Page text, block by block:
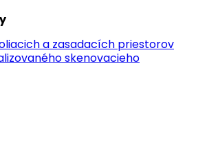
a zasadacích priestorov
skenovacieho